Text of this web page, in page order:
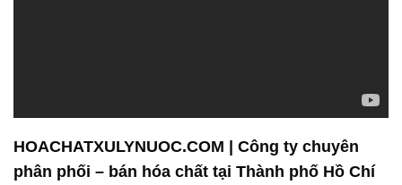
Công ty Hóa chất Đắc Trường Phát là một đơn vị uy
tín trong lĩnh vực bán và phân phối hóa chất tại Việt
Nam. Chúng tôi tự hào mang đến cho khách hàng